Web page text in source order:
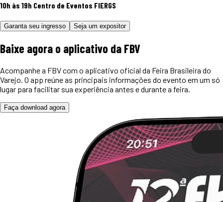
10h às 19h Centro de Eventos FIERGS
Garanta seu ingresso Seja um expositor
Baixe agora o aplicativo da FBV
Acompanhe a FBV com o aplicativo oficial da Feira Brasileira do
Varejo. O app reúne as principais informações do evento em um só
lugar para facilitar sua experiência antes e durante a feira.
Faça download agora